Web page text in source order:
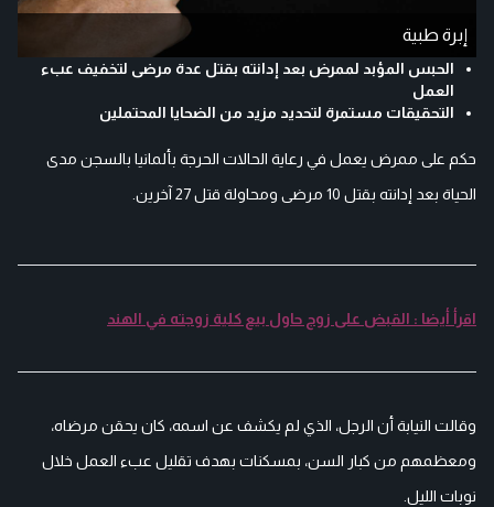
إبرة طبية
الحبس المؤبد لممرض بعد إدانته بقتل عدة مرضى لتخفيف عبء
العمل
التحقيقات مستمرة لتحديد مزيد من الضحايا المحتملين
حكم على ممرض يعمل في رعاية الحالات الحرجة بألمانيا بالسجن مدى
الحياة بعد إدانته بقتل 10 مرضى ومحاولة قتل 27 آخرين.
اقرأ أيضا : القبض على زوج حاول بيع كلية زوجته في الهند
وقالت النيابة أن الرجل، الذي لم يكشف عن اسمه، كان يحقن مرضاه،
ومعظمهم من كبار السن، بمسكنات بهدف تقليل عبء العمل خلال
نوبات الليل.